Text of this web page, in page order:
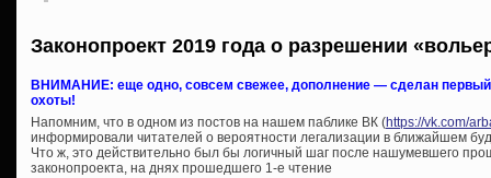
Законопроект 2019 года о разрешении
ВНИМАНИЕ: еще одно, совсем свежее, дополнение — сделан первый
охоты!
Напомним, что в одном из постов на нашем паблике ВК (https://vk.com/
информировали читателей о вероятности легализации в ближайшем
Что ж, это действительно был бы логичный шаг после нашумевшего
законопроекта, на днях прошедшего 1-е чтение